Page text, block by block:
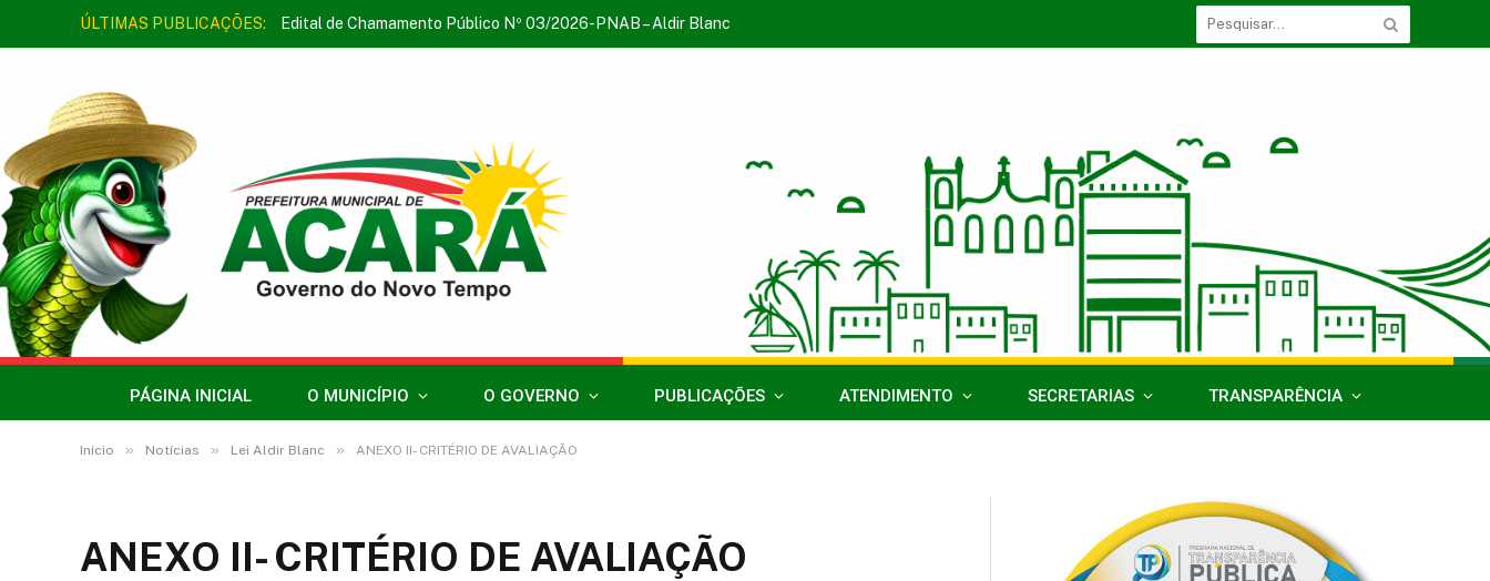
ÚLTIMAS PUBLICAÇÕES: Edital de Chamamento Público Nº 03/2026-PNAB – Aldir Blanc
PÁGINA INICIAL O MUNICÍPIO O GOVERNO PUBLICAÇÕES ATENDIMENTO SECRETARIAS TRANSPARÊNCIA
Início » Notícias » Lei Aldir Blanc » ANEXO II- CRITÉRIO DE AVALIAÇÃO
ANEXO II- CRITÉRIO DE AVALIAÇÃO